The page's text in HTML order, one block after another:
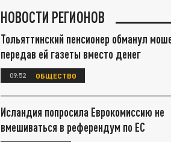
НОВОСТИ РЕГИОНОВ
Тольяттинский пенсионер обманул
передав ей газеты вместо денег
09:52 ОБЩЕСТВО
Исландия попросила Еврокомиссию не
вмешиваться в референдум по ЕС